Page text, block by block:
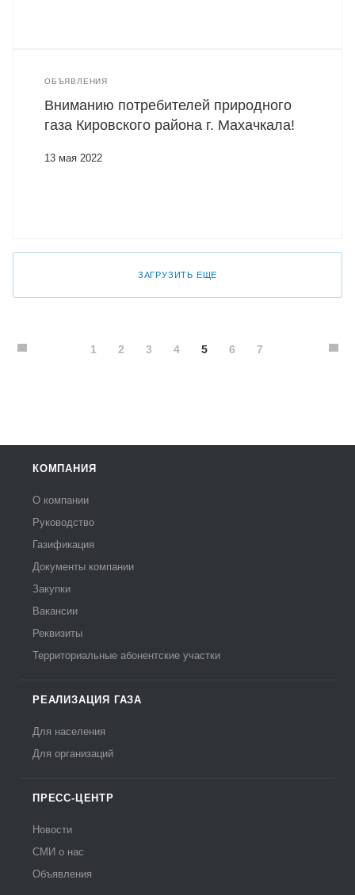
ОБЪЯВЛЕНИЯ
Вниманию потребителей природного
газа Кировского района г. Махачкала!
13 мая 2022
ЗАГРУЗИТЬ ЕЩЕ
1 2 3 4 5 6 7
КОМПАНИЯ
О компании
Руководство
Газификация
Документы компании
Закупки
Вакансии
Реквизиты
Территориальные абонентские участки
РЕАЛИЗАЦИЯ ГАЗА
Для населения
Для организаций
ПРЕСС-ЦЕНТР
Новости
СМИ о нас
Объявления